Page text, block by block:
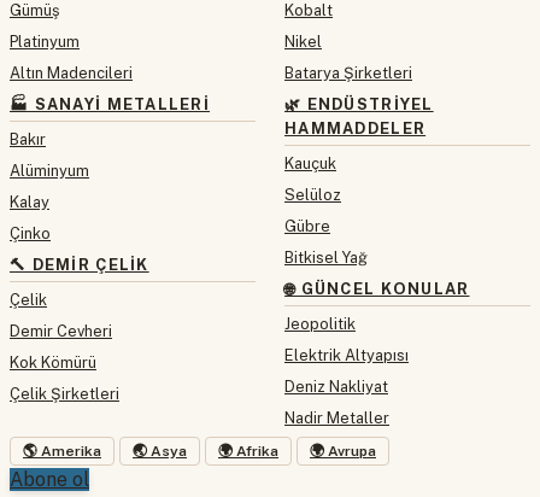
Gümüş
Platinyum
Altın Madencileri
🏭 SANAYI METALLERI
Bakır
Alüminyum
Kalay
Çinko
🔨 DEMIR ÇELIK
Çelik
Demir Cevheri
Kok Kömürü
Çelik Şirketleri
Kobalt
Nikel
Batarya Şirketleri
🌿 ENDÜSTRIYEL
HAMMADDELER
Kauçuk
Selüloz
Gübre
Bitkisel Yağ
🌐 GÜNCEL KONULAR
Jeopolitik
Elektrik Altyapısı
Deniz Nakliyat
Nadir Metaller
🌎 Amerika 🌏 Asya 🌍 Afrika 🌍 Avrupa
Abone ol